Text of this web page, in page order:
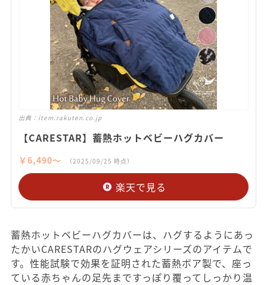
出典： item.rakuten.co.jp
【CARESTAR】蓄熱ホットベビーハグカバー
￥6,490〜 （2025/09/25 時点）
楽天で見る
蓄熱ホットベビーハグカバーは、ハグするようにあっ
たかいCARESTARのハグウェアシリーズのアイテムで
す。性能試験で効果を証明された蓄熱ボア製で、座っ
ている赤ちゃんの足先まですっぽり覆ってしっかり温